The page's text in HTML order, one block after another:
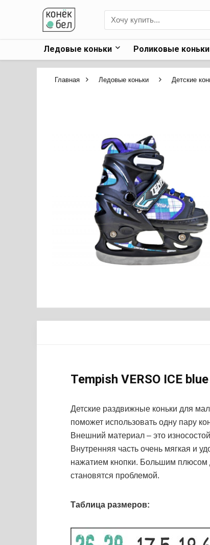
Ледовые коньки Роликовые коньки
Главная Ледовые коньки Детские
Tempish VERSO ICE blue
Детские раздвижные коньки для
поможет использовать одну пару
Внешний материал – это
Внутренняя часть очень мягкая и
нажатием кнопки. Большим плюсом
становятся проблемой.
Таблица размеров: